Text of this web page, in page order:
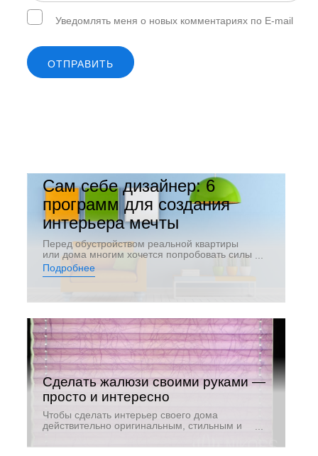
Уведомлять меня о новых комментариях по E-mail
ОТПРАВИТЬ
Сам себе дизайнер: 6
программ для создания
интерьера мечты
Перед обустройством реальной квартиры
или дома многим хочется попробовать силы
в дизайнерском искусстве. Современные
программы и приложение позволяют
начинать творить. Обилие приложений —
это не только простор для возможностей, но
и для того, чтобы в них потеряться.
Подробнее
Сделать жалюзи своими руками —
просто и интересно
Чтобы сделать интерьер своего дома
действительно оригинальным, стильным и
самостоятельно. Это интересное творческое